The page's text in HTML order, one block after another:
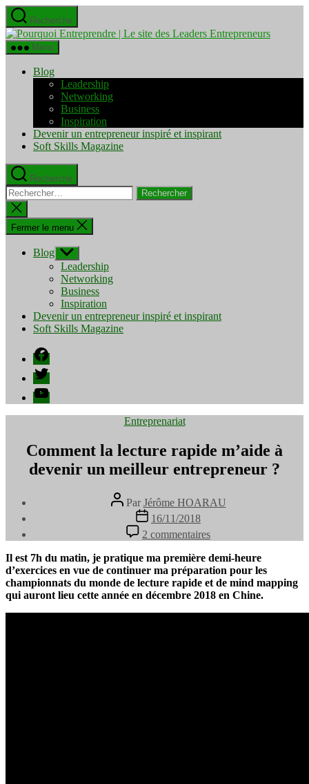
Aller
au
contenu
Recherche
Pourquoi
Menu
Blog
Leadership
Networking
Business
Inspiration
Devenir un entrepreneur inspiré et inspirant
Soft Skills Magazine
Recherche
Rechercher :
Fermer
la
recherche
Fermer le menu
Blog Afficher
le
sous-
menu
Leadership
Networking
Business
Inspiration
Devenir un entrepreneur inspiré et inspirant
Soft Skills Magazine
Facebook
Twitter
YouTube
Catégories
Entreprenariat
Comment la lecture rapide m’aide à
devenir un meilleur entrepreneur ?
Auteur
de
l’article
Par Jérôme HOARAU
Date
de
l’article
16/11/2018
2 commentaires
Comment
la
lecture
rapide
m’aide
Il est 7h du matin, je pratique ma première demi-heure
d’exercices en vue de continuer ma préparation pour les
championnats du monde de lecture rapide et de mind mapping
qui auront lieu cette année en décembre 2018 en Chine.